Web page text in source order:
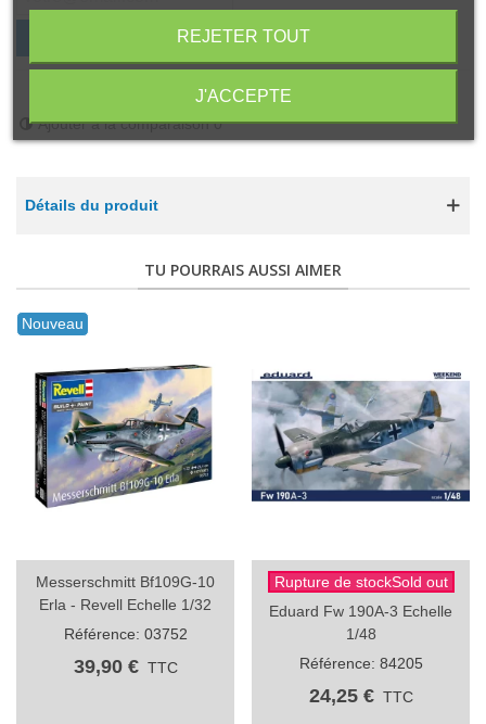
Prévenez-moi lorsque le produit est disponible
J'accepte les conditions de vente *
Ajouter à la comparaison 0
Détails du produit
TU POURRAIS AUSSI AIMER
Nouveau
Messerschmitt Bf109G-10
Erla - Revell Echelle 1/32
Référence: 03752
39,90 € TTC
Rupture de stockSold out
Eduard Fw 190A-3 Echelle
1/48
Référence: 84205
24,25 € TTC
REJETER TOUT
J'ACCEPTE